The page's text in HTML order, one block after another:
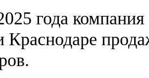
года
Краснодаре